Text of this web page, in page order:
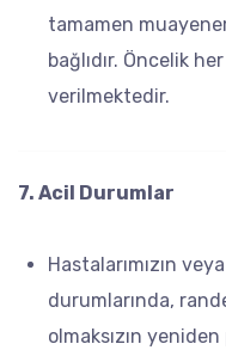
tamamen
bağlıdır. Öncelik
verilmektedir.
7. Acil Durumlar
Hastalarımızın
durumlarında,
olmaksızın